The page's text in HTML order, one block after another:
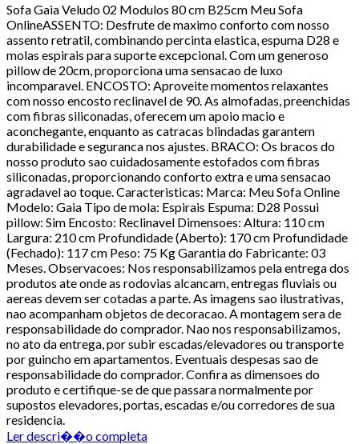
Sofa Gaia Veludo 02 Modulos 80 cm B25cm Meu Sofa
OnlineASSENTO: Desfrute de maximo conforto com nosso
assento retratil, combinando percinta elastica, espuma D28 e
molas espirais para suporte excepcional. Com um generoso
pillow de 20cm, proporciona uma sensacao de luxo
incomparavel. ENCOSTO: Aproveite momentos relaxantes
com nosso encosto reclinavel de 90. As almofadas, preenchidas
com fibras siliconadas, oferecem um apoio macio e
aconchegante, enquanto as catracas blindadas garantem
durabilidade e seguranca nos ajustes. BRACO: Os bracos do
nosso produto sao cuidadosamente estofados com fibras
siliconadas, proporcionando conforto extra e uma sensacao
agradavel ao toque. Caracteristicas: Marca: Meu Sofa Online
Modelo: Gaia Tipo de mola: Espirais Espuma: D28 Possui
pillow: Sim Encosto: Reclinavel Dimensoes: Altura: 110 cm
Largura: 210 cm Profundidade (Aberto): 170 cm Profundidade
(Fechado): 117 cm Peso: 75 Kg Garantia do Fabricante: 03
Meses. Observacoes: Nos responsabilizamos pela entrega dos
produtos ate onde as rodovias alcancam, entregas fluviais ou
aereas devem ser cotadas a parte. As imagens sao ilustrativas,
nao acompanham objetos de decoracao. A montagem sera de
responsabilidade do comprador. Nao nos responsabilizamos,
no ato da entrega, por subir escadas/elevadores ou transporte
por guincho em apartamentos. Eventuais despesas sao de
responsabilidade do comprador. Confira as dimensoes do
produto e certifique-se de que passara normalmente por
supostos elevadores, portas, escadas e/ou corredores de sua
residencia.
Ler descri��o completa